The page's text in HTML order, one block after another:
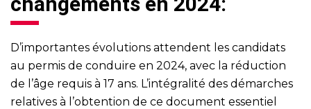
D’importantes évolutions attendent les candidats
au permis de conduire en 2024, avec la réduction
de l’âge requis à 17 ans. L’intégralité des démarches
relatives à l’obtention de ce document essentiel